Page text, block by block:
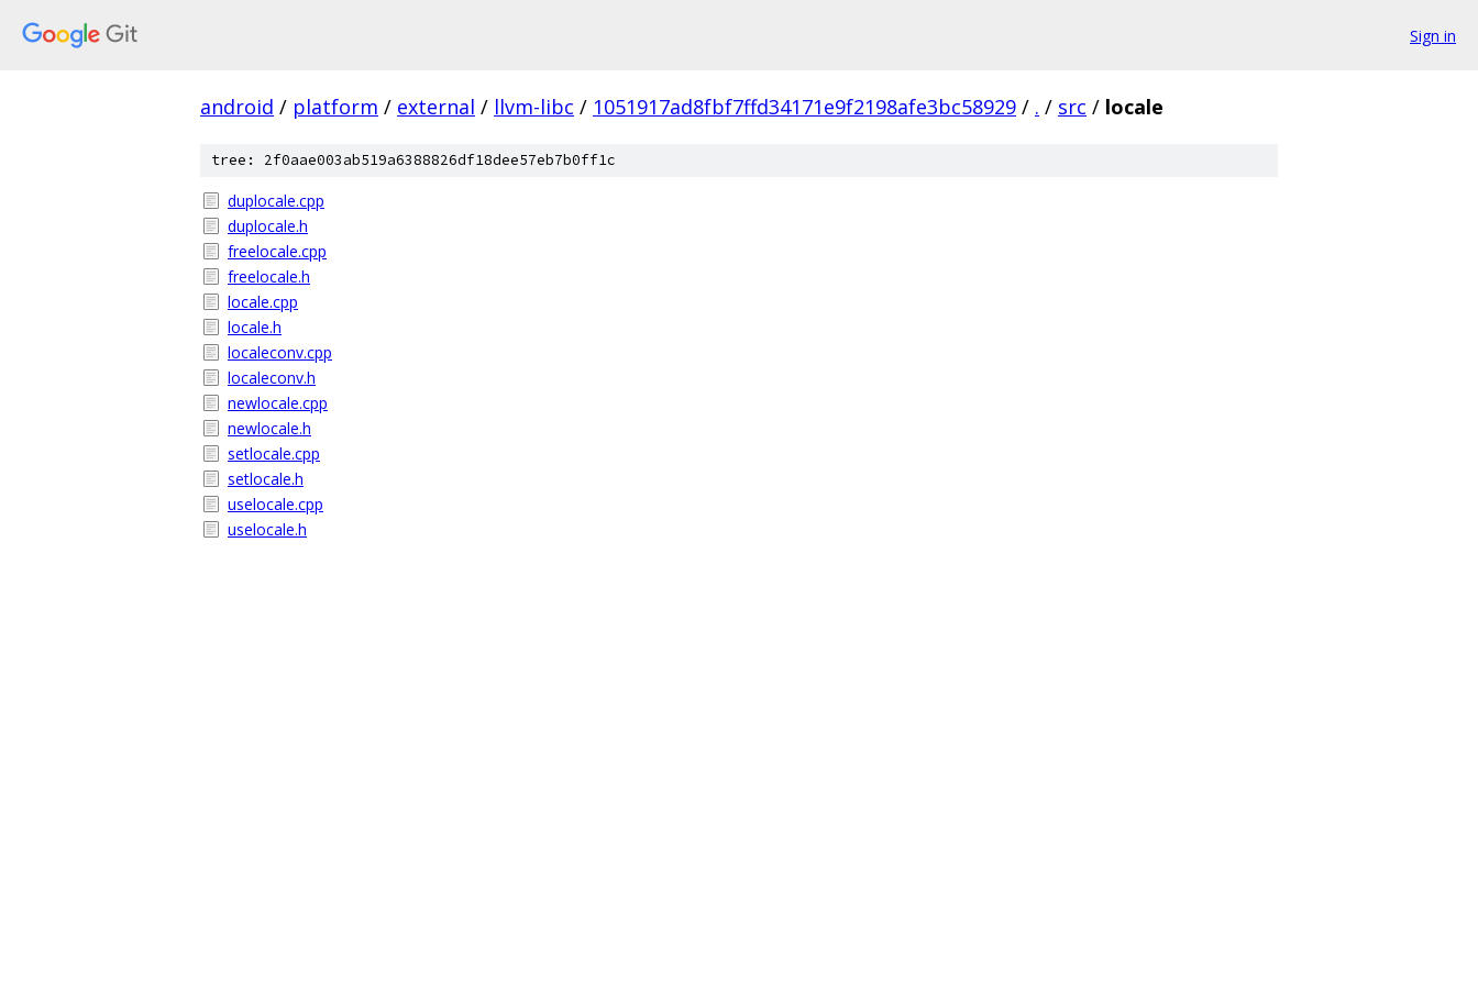
Sign in
android / platform / external / llvm-libc / 1051917ad8fbf7ffd34171e9f2198afe3bc58929 / . / src / locale
tree: 2f0aae003ab519a6388826df18dee57eb7b0ff1c
duplocale.cpp
duplocale.h
freelocale.cpp
freelocale.h
locale.cpp
locale.h
localeconv.cpp
localeconv.h
newlocale.cpp
newlocale.h
setlocale.cpp
setlocale.h
uselocale.cpp
uselocale.h